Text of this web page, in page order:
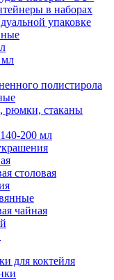
в наборах
упаковке
мл
полистирола
рюмки, стаканы
200 мл
столовая
чайная
для коктейля